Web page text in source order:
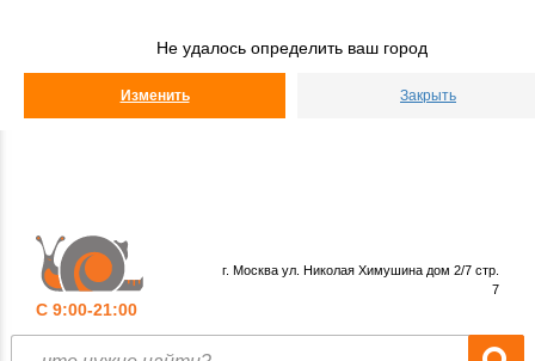
Не удалось определить ваш город
Изменить Закрыть
С 9:00-21:00
г. Москва ул. Николая Химушина дом 2/7 стр.
7